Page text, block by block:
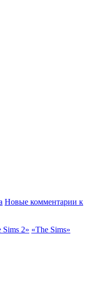
Новые комментарии к
Sims 2» «The Sims»